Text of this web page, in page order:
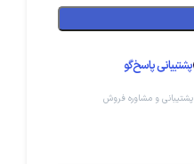
پشتیبانی پاسخ‌گو
پشتیبانی و مشاوره فروش